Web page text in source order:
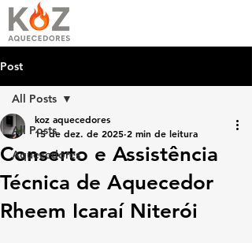
Post
All Posts
Aquecedores
All Posts
Conserto e Assistência
Técnica de Aquecedor
Rheem Icaraí Niterói
koz aquecedores
15 de dez. de 2025 2 min de leitura